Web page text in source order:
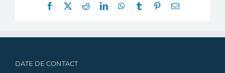
Facebook
RedditLinkedInWhatsApp
Tumblr Pinterest
E-
DATE DE CONTACT